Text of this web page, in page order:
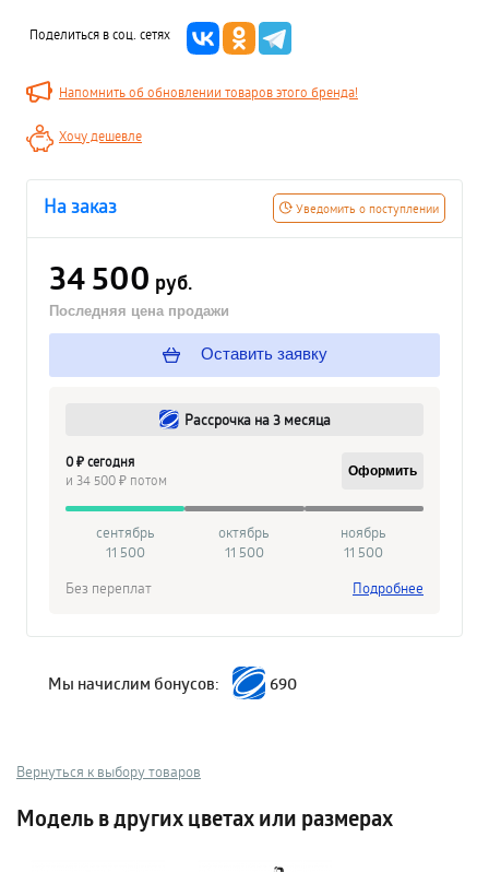
Поделиться в соц. сетях
Напомнить об обновлении товаров этого бренда!
Хочу дешевле
Уведомить о поступлении
На заказ
34 500 руб.
Последняя цена продажи
Оставить заявку
Рассрочка на 3 месяца
0 ₽ сегодня
и 34 500 ₽ потом
Оформить
сентябрь
11 500
октябрь
11 500
ноябрь
11 500
Без переплат
Подробнее
Мы начислим бонусов: 690
Вернуться к выбору товаров
Модель в других цветах или размерах